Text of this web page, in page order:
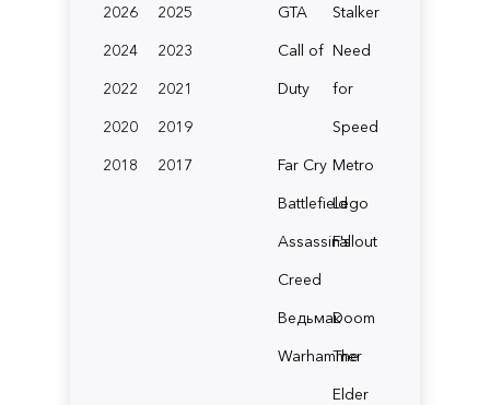
2026
2025
2024
2023
2022
2021
2020
2019
2018
2017
GTA
Stalker
Call of
Duty
Need
for
Speed
Far Cry Metro
BattlefieldLego
Assassin's
Creed
Fallout
ВедьмакDoom
Warhammer
The
Elder